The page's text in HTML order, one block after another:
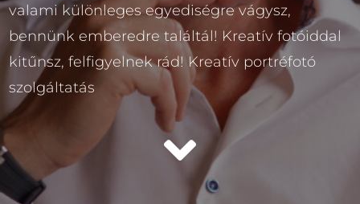
valami különleges egyediségre vágysz,
bennünk emberedre találtál! Kreatív fotóiddal
kitűnsz, felfigyelnek rád! Kreatív portréfotó
szolgáltatás
